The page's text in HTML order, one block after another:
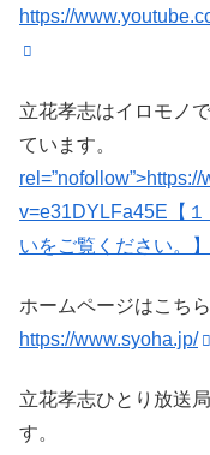
https://
立花孝志はイロモノ
ています。
v=e31DYLFa45E【
いをご覧ください。】
ホームページはこちら
https://www.syoha.jp/
立花孝志ひとり放送
す。